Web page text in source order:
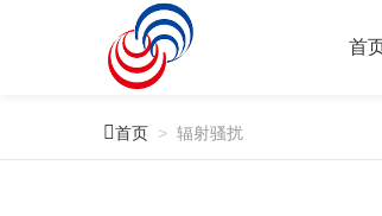
首
首页 > 辐射骚扰